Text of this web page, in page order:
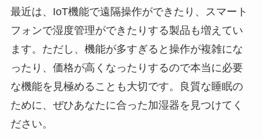
最近は、IoT機能で遠隔操作ができたり、スマート
フォンで湿度管理ができたりする製品も増えてい
ます。ただし、機能が多すぎると操作が複雑にな
ったり、価格が高くなったりするので本当に必要
な機能を見極めることも大切です。良質な睡眠の
ために、ぜひあなたに合った加湿器を見つけてく
ださい。